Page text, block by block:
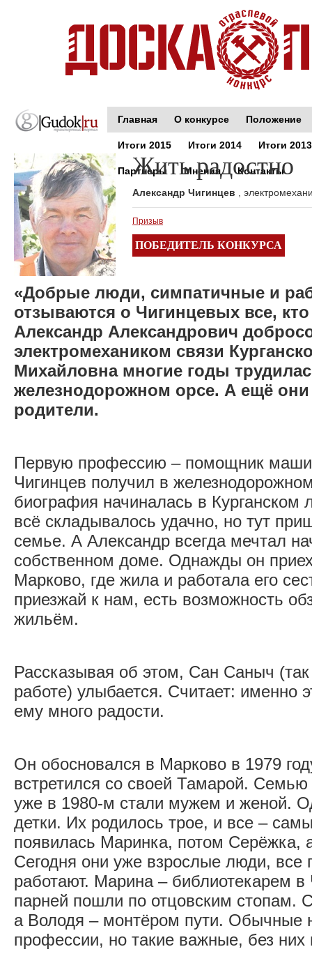
Главная О конкурсе Положение
Итоги 2015 Итоги 2014 Итоги 2013
Партнеры Мнения Контакты
Жить радостно
Александр Чигинцев ,
Призыв
ПОБЕДИТЕЛЬ КОНКУРСА
«Добрые люди, симпатичные и
отзываются о Чигинцевых все,
Александр Александрович
электромехаником связи
Михайловна многие годы
железнодорожном орсе. А ещё
родители.
Первую профессию – помощник
Чигинцев получил в
биография начиналась в Курганском
всё складывалось удачно, но тут
семье. А Александр всегда мечтал
собственном доме. Однажды он
Марково, где жила и работала его
приезжай к нам, есть возможность
жильём.
Рассказывая об этом, Сан Саныч (так
работе) улыбается. Считает: именно
ему много радости.
Он обосновался в Марково в 1979
встретился со своей Тамарой.
уже в 1980-м стали мужем и женой.
детки. Их родилось трое, и все –
появилась Маринка, потом Серёжка,
Сегодня они уже взрослые люди, все
работают. Марина – библиотекарем в
парней пошли по отцовским стопам.
а Володя – монтёром пути. Обычные
профессии, но такие важные, без них